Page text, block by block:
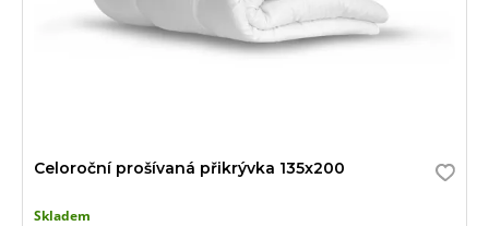
Celoroční prošívaná přikrývka 135x200
Skladem